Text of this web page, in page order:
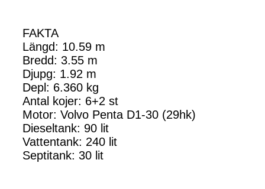
FAKTA
Längd: 10.59 m
Bredd: 3.55 m
Djupg: 1.92 m
Depl: 6.360 kg
Antal kojer: 6+2 st
Motor: Volvo Penta D1-30 (29hk)
Dieseltank: 90 lit
Vattentank: 240 lit
Septitank: 30 lit